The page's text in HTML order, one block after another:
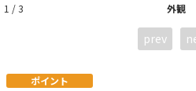
外観
1 / 3
prev
ポイント